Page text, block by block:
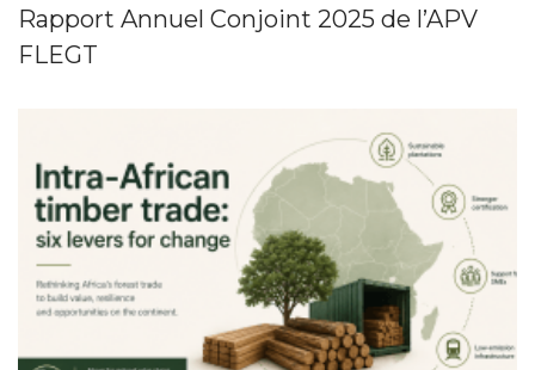
Rapport Annuel Conjoint 2025 de l’APV
FLEGT